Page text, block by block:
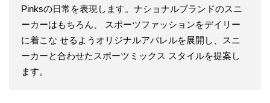
Pinksの日常を表現します。ナショナルブランドのスニ
ーカーはもちろん、 スポーツファッションをデイリー
に着こな せるようオリジナルアパレルを展開し、スニ
ーカーと合わせたスポーツミックス スタイルを提案し
ます。